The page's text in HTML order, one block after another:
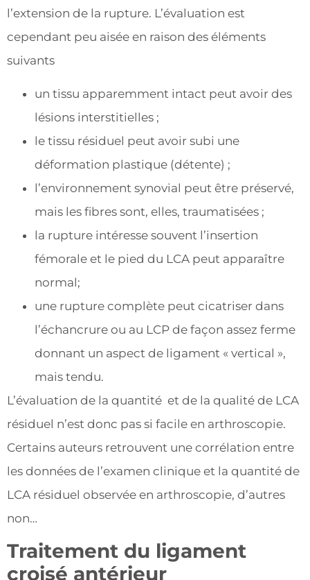
l’extension de la rupture. L’évaluation est
cependant peu aisée en raison des éléments
suivants
un tissu apparemment intact peut avoir des
lésions interstitielles ;
le tissu résiduel peut avoir subi une
déformation plastique (détente) ;
l’environnement synovial peut être préservé,
mais les fibres sont, elles, traumatisées ;
la rupture intéresse souvent l’insertion
fémorale et le pied du LCA peut apparaître
normal;
une rupture complète peut cicatriser dans
l’échancrure ou au LCP de façon assez ferme
donnant un aspect de ligament « vertical »,
mais tendu.
L’évaluation de la quantité et de la qualité de LCA
résiduel n’est donc pas si facile en arthroscopie.
Certains auteurs retrouvent une corrélation entre
les données de l’examen clinique et la quantité de
LCA résiduel observée en arthroscopie, d’autres
non…
Traitement du ligament
croisé antérieur